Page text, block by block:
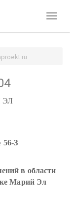
ЭЛ
56-З
в области
Марий Эл